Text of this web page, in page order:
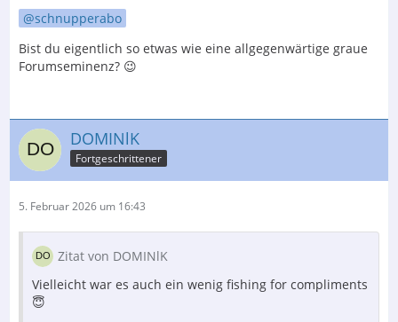
schnupperabo
Bist du eigentlich so etwas wie eine allgegenwärtige graue
Forumseminenz? 😉
DOMINlK
Fortgeschrittener
5. Februar 2026 um 16:43
Zitat von DOMINlK
Vielleicht war es auch ein wenig fishing for compliments
😇